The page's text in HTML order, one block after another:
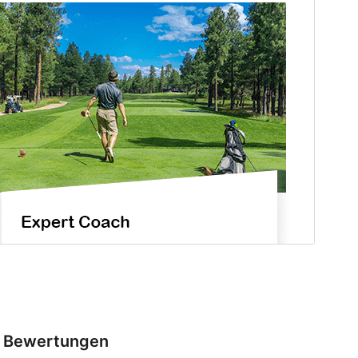
Bewertungen